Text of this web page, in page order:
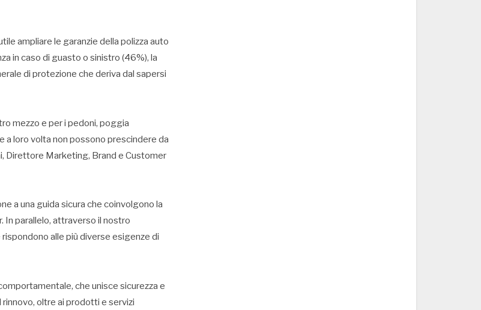
ampliare le garanzie della polizza auto
in caso di guasto o sinistro (46%), la
di protezione che deriva dal sapersi
mezzo e per i pedoni, poggia
loro volta non possono prescindere da
Direttore Marketing, Brand e Customer
a una guida sicura che coinvolgono la
In parallelo, attraverso il nostro
alle più diverse esigenze di
che unisce sicurezza e
oltre ai prodotti e servizi